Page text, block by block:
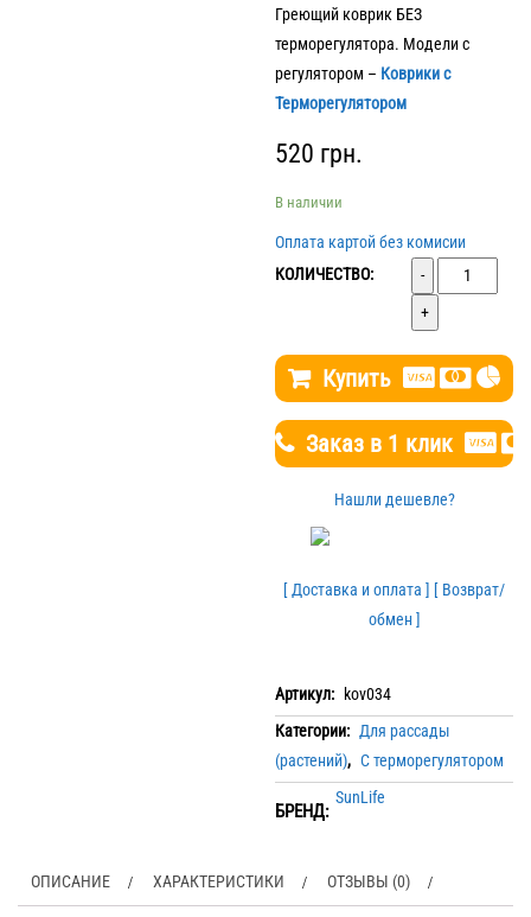
Греющий коврик БЕЗ
терморегулятора. Модели с
регулятором – Коврики с
Терморегулятором
520 грн.
В наличии
Оплата картой без комисии
КОЛИЧЕСТВО:
Количество
Купить
Заказ в 1 клик
Нашли дешевле?
[ Доставка и оплата ] [ Возврат/
обмен ]
Артикул:
kov034
Категории: Для рассады
(растений), С терморегулятором
БРЕНД:
SunLife
ОПИСАНИЕ ХАРАКТЕРИСТИКИ ОТЗЫВЫ (0)